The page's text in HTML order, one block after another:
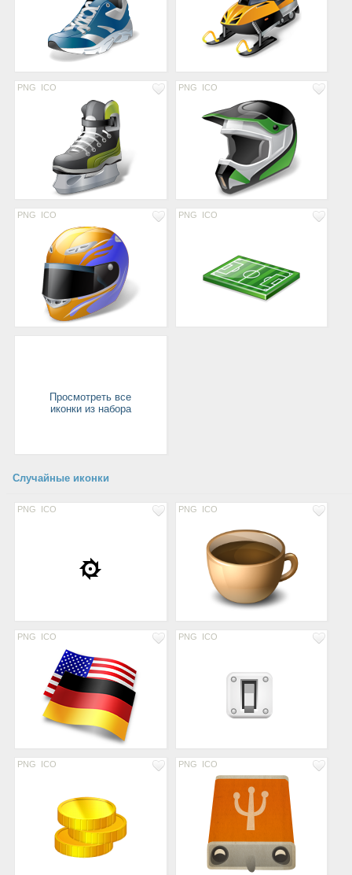
PNG ICO PNG ICO
PNG ICO PNG ICO
Просмотреть все
иконки из набора
Случайные иконки
PNG ICO PNG ICO
PNG ICO PNG ICO
PNG ICO PNG ICO